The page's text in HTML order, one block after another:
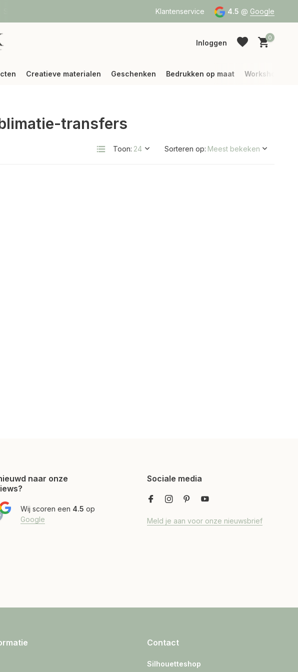
Vanaf 75 € betalen wij jouw verzending
Klantenservice 4.5 @ Google
Inloggen
0
Creatieve materialen Geschenken Bedrukken op maat Workshops
transfers
Toon: Sorteren op:
naar onze
Wij scoren een 4.5 op
Google
Sociale media
Meld je aan voor onze nieuwsbrief
Contact
Silhouetteshop